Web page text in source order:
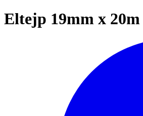
Eltejp 19mm x